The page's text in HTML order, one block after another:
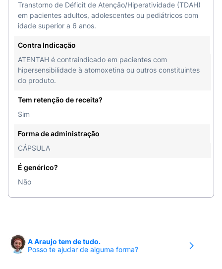
Transtorno de Déficit de Atenção/Hiperatividade (TDAH)
em pacientes adultos, adolescentes ou pediátricos com
idade superior a 6 anos.
Contra Indicação
ATENTAH é contraindicado em pacientes com
hipersensibilidade à atomoxetina ou outros constituintes
do produto.
Tem retenção de receita?
Sim
Forma de administração
CÁPSULA
É genérico?
Não
A Araujo tem de tudo.
Posso te ajudar de alguma forma?